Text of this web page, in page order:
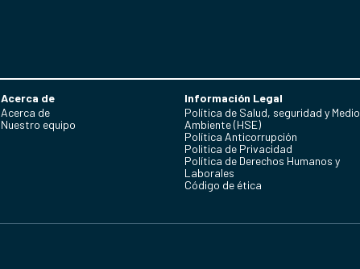
Acerca de
Acerca de
Nuestro equipo
Información Legal
Política de Salud, seguridad y Medio
Ambiente (HSE)
Política Anticorrupción
Politica de Privacidad
Política de Derechos Humanos y
Laborales
Código de ética